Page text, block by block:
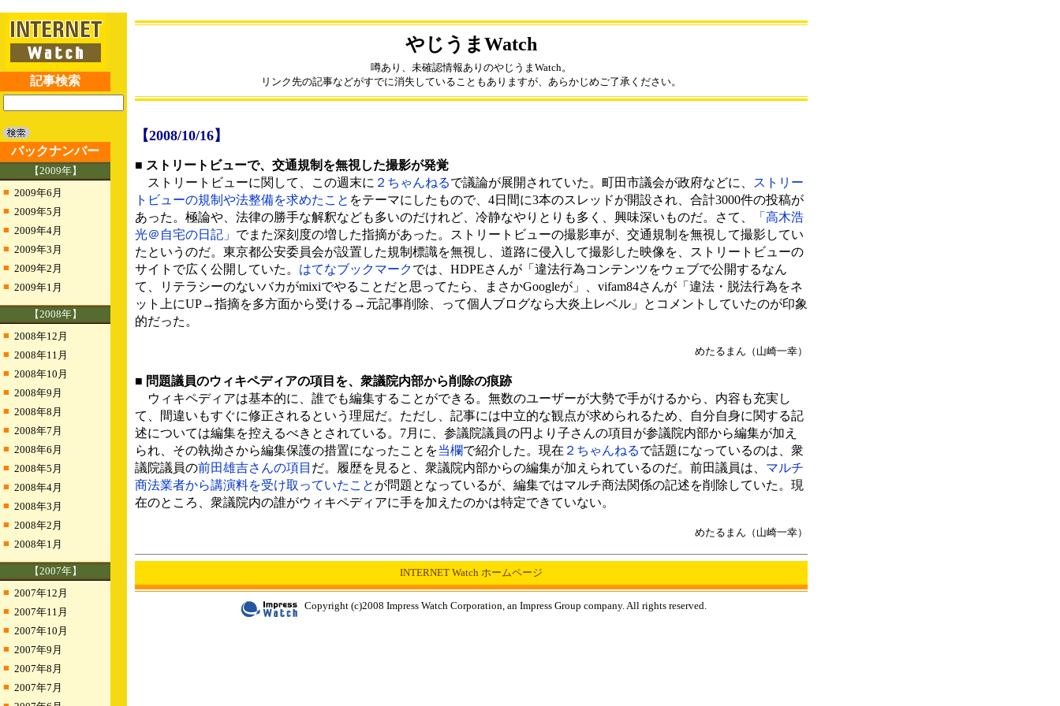
記事検索
バックナンバー
【2009年】
■ 2009年6月
■ 2009年5月
■ 2009年4月
■ 2009年3月
■ 2009年2月
■ 2009年1月
【2008年】
■ 2008年12月
■ 2008年11月
■ 2008年10月
■ 2008年9月
■ 2008年8月
■ 2008年7月
■ 2008年6月
■ 2008年5月
■ 2008年4月
■ 2008年3月
■ 2008年2月
■ 2008年1月
【2007年】
■ 2007年12月
■ 2007年11月
■ 2007年10月
■ 2007年9月
■ 2007年8月
■ 2007年7月
やじうまWatch
噂あり、未確認情報ありのやじうまWatch。
リンク先の記事などがすでに消失していることもありますが、あらかじめご了承ください。
【2008/10/16】
■ ストリートビューで、交通規制を無視した撮影が発覚
ストリートビューに関して、この週末に ２ちゃんねるで議論が展開されていた。町田市議会が政府などに、
ストリー
トビューの規制や法整備を求めたこと をテーマにしたもので、4日間に3本のスレッドが開設され、合計3000件の投稿が
あった。極論や、法律の勝手な解釈なども多いのだけれど、冷静なやりとりも多く、興味深いものだ。さて、
「高木浩
光＠自宅の日記」 でまた深刻度の増した指摘があった。ストリートビューの撮影車が、交通規制を無視して撮影してい
たというのだ。東京都公安委員会が設置した規制標識を無視し、道路に侵入して撮影した映像を、ストリートビューの
サイトで広く公開していた。 はてなブックマークでは、HDPEさんが「違法行為コンテンツをウェブで公開するなん
て、リテラシーのないバカがmixiでやることだと思ってたら、まさかGoogleが」、vifam84さんが「違法・脱法行為をネ
ット上にUP→指摘を多方面から受ける→元記事削除、って個人ブログなら大炎上レベル」とコメントしていたのが印象
的だった。
めたるまん（山崎一幸）
■ 問題議員のウィキペディアの項目を、衆議院内部から削除の痕跡
ウィキペディアは基本的に、誰でも編集することができる。無数のユーザーが大勢で手がけるから、内容も充実し
て、間違いもすぐに修正されるという理屈だ。ただし、記事には中立的な観点が求められるため、自分自身に関する記
述については編集を控えるべきとされている。7月に、参議院議員の円より子さんの項目が参議院内部から編集が加え
られ、その執拗さから編集保護の措置になったことを当欄で紹介した。現在 ２ちゃんねるで話題になっているのは、衆
議院議員の前田雄吉さんの項目 だ。履歴を見ると、衆議院内部からの編集が加えられているのだ。前田議員は、 マルチ
商法業者から講演料を受け取っていたこと が問題となっているが、編集ではマルチ商法関係の記述を削除していた。現
在のところ、衆議院内の誰がウィキペディアに手を加えたのかは特定できていない。
めたるまん（山崎一幸）
INTERNET Watch ホームページ
Copyright (c)2008 Impress Watch Corporation, an Impress Group company. All rights reserved.